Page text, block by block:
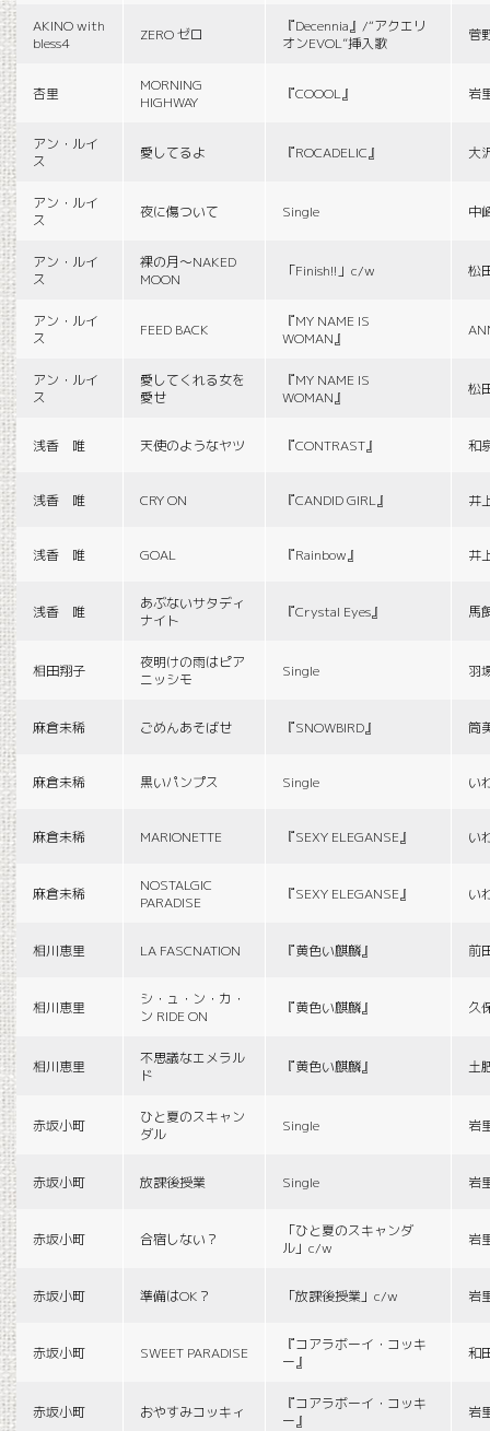
AKINO with
bless4
ZERO ゼロ
『Decennia』/“アクエリ
オンEVOL”挿入歌
菅
杏里
MORNING
HIGHWAY
『COOOL』 岩
アン・ルイ
ス
愛してるよ 『ROCADELIC』 大
アン・ルイ
ス
夜に傷ついて Single 中
アン・ルイ
ス
裸の月〜NAKED
MOON
「Finish!!」c/w 松
アン・ルイ
ス
FEED BACK
『MY NAME IS
WOMAN』
アン・ルイ
ス
愛してくれる女を
愛せ
『MY NAME IS
WOMAN』
松
浅香 唯 天使のようなヤツ 『CONTRAST』 和
浅香 唯 CRY ON 『CANDID GIRL』 井
浅香 唯 GOAL 『Rainbow』 井
浅香 唯
あぶないサタディ
ナイト
『Crystal Eyes』 馬
相田翔子
夜明けの雨はピア
ニッシモ
Single 羽
麻倉未稀 ごめんあそばせ 『SNOWBIRD』 筒
麻倉未稀 黒いパンプス Single い
麻倉未稀 MARIONETTE 『SEXY ELEGANSE』 い
麻倉未稀
NOSTALGIC
PARADISE
『SEXY ELEGANSE』 い
相川恵里 LA FASCNATION 『黄色い麒麟』 前
相川恵里
シ・ュ・ン・カ・
ン RIDE ON
『黄色い麒麟』 久
相川恵里
不思議なエメラル
ド
『黄色い麒麟』 土
赤坂小町
ひと夏のスキャン
ダル
Single 岩
赤坂小町 放課後授業 Single 岩
赤坂小町 合宿しない？
「ひと夏のスキャンダ
ル」c/w
岩
赤坂小町 準備はOK？ 「放課後授業」c/w 岩
赤坂小町 SWEET PARADISE
『コアラボーイ・コッキ
ー』
和
赤坂小町 おやすみコッキィ
『コアラボーイ・コッキ
ー』
岩